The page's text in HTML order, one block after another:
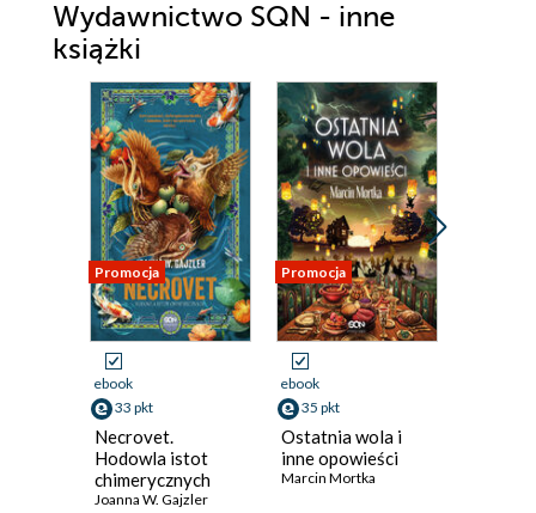
Bob Pettit
Bill Russell
Sam Jones
Elgin Baylor
Hal Greer
Wilt Chamberlain
Oscar Robertson
Jerry West
Lenny Wilkens
Dave DeBusschere
John Havlicek
Jerry Lucas
Wydawnictwo SQN - inne
książki
Promocja
ebook
33 pkt
Necrovet.
Hodowla istot
chimerycznych
Joanna W. Gajzler
Promocja
ebook
35 pkt
Ostatnia wola i
inne opowieści
Marcin Mortka